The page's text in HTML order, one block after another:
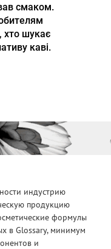
смаком.
хто шукає
каві.
индустрию
продукцию
формулы
в Glossary, минимум
и